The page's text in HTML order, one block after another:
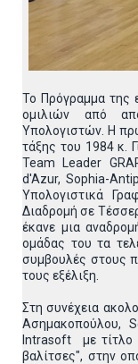
Το Πρόγραμμα της
ομιλιών από
Υπολογιστών. Η
τάξης του 1984 κ.
Team Leader
d'Azur, Sophia-
Υπολογιστικά
Διαδρομή σε
έκανε μια
ομάδας του τα
συμβουλές στους
τους εξέλιξη.
Στη συνέχεια
Ασημακοπούλου,
Intrasoft με
βαλίτσες", στην